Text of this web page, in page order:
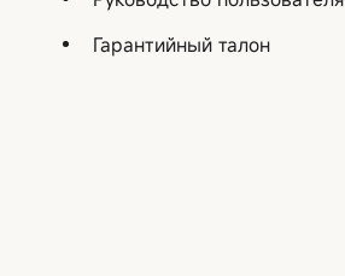
Гарантийный талон